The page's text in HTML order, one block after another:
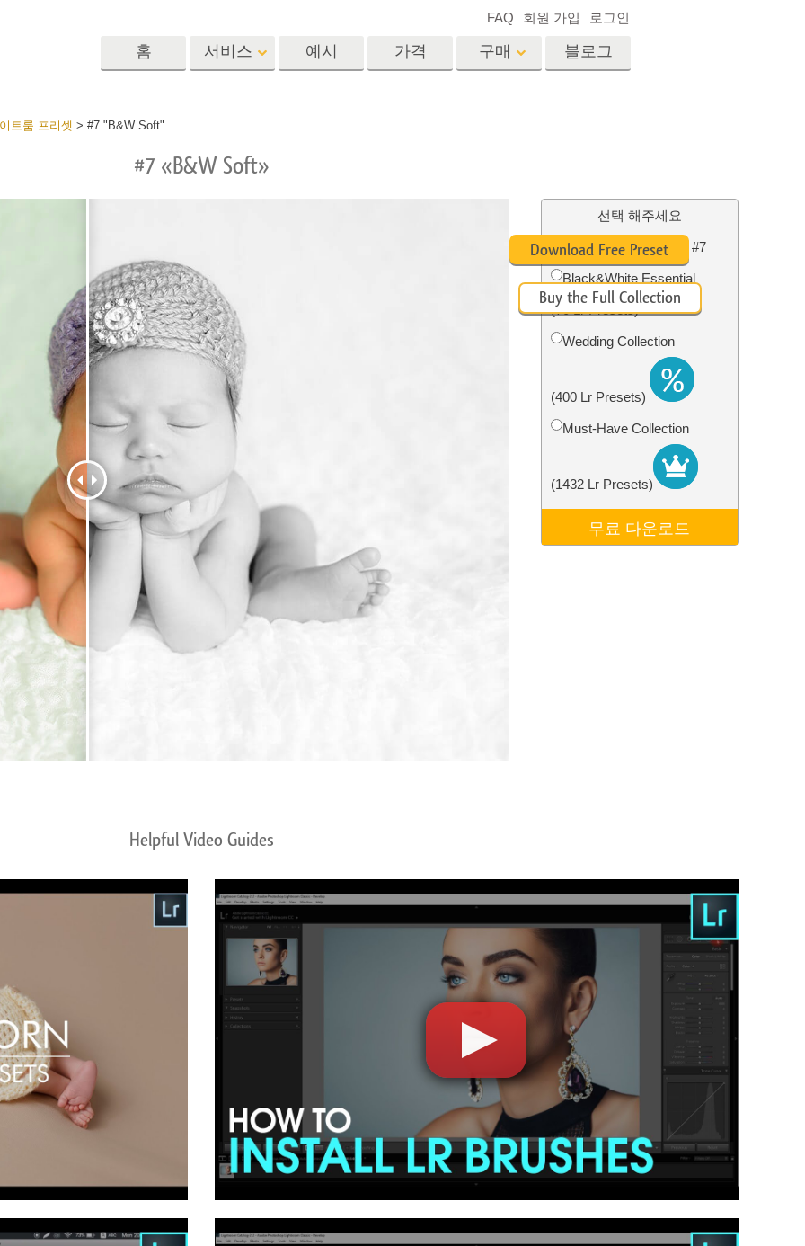
홈 서비스
편집 서비스 AI로 생성된 의류 모델 사진 서비스
터칭 서비스 주얼리 리터칭 서비스 Video Editing Services
예시 가격 구매
Photoshop
포토샵 액션
Ps Actions 전체 컬렉션
Ps 오버레이 전체 컬렉
션
블로그
FAQ 회원 가입 로그인
트룸 프리셋 > #7 "B&W Soft"
#7 «B&W Soft»
선택 해주세요
Free Newborn Preset #7
Black&White Essential
(70 Lr Presets)
Wedding Collection
(400 Lr Presets)
Must-Have Collection
(1432 Lr Presets)
무료 다운로드
Download Free Preset
Buy the Full Collection
Helpful Video Guides